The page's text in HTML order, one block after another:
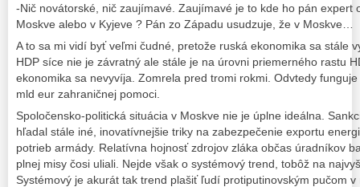
-Nič novátorské, nič zaujímavé. Zaujímavé je to kde ho pán expert
Moskve alebo v Kyjeve ? Pán zo Západu usudzuje, že v Moskve…
A to sa mi vidí byť veľmi čudné, pretože ruská ekonomika sa stále
HDP síce nie je závratný ale stále je na úrovni priemerného rastu
ekonomika sa nevyvíja. Zomrela pred tromi rokmi. Odvtedy
mld eur zahraničnej pomoci.
Spoločensko-politická situácia v Moskve nie je úplne ideálna.
hľadal stále iné, inovatívnejšie triky na zabezpečenie exportu
potrieb armády. Relatívna hojnosť zdrojov zláka občas úradníkov
plnej misy čosi uliali. Nejde však o systémový trend, tobôž na
Systémový je akurát tak trend plašiť ľudí protiputinovským pučom